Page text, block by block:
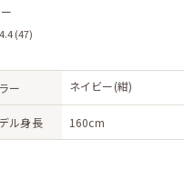
4.4 (47)
ー ネイビー(紺)
ル身長 160cm